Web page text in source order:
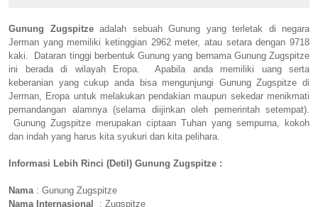
Gunung Zugspitzeadalah sebuah Gunung yang terletak di negara
Jerman yang memiliki ketinggian 2962 meter, atau setara dengan 9718
kaki. Dataran tinggi berbentuk Gunung yang bernama Gunung Zugspitze
ini berada di wilayah Eropa. Apabila anda memiliki uang serta
keberanian yang cukup anda bisa mengunjungi Gunung Zugspitze di
Jerman, Eropa untuk melakukan pendakian maupun sekedar menikmati
pemandangan alamnya (selama diijinkan oleh pemerintah setempat).
Gunung Zugspitze merupakan ciptaan Tuhan yang sempurna, kokoh
dan indah yang harus kita syukuri dan kita pelihara.
Informasi Lebih Rinci (Detil) Gunung Zugspitze :
Nama: Gunung Zugspitze
Nama Internasional
: Zugspitze